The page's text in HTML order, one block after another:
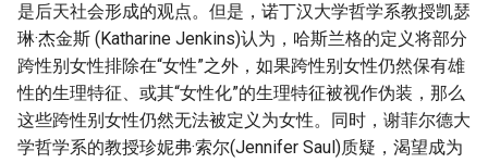
是后天社会形成的观点。但是，诺丁汉大学哲学系教授凯瑟
琳·杰金斯 (Katharine Jenkins)认为，哈斯兰格的定义将部分
跨性别女性排除在“女性”之外，如果跨性别女性仍然保有雄
性的生理特征、或其“女性化”的生理特征被视作伪装，那么
这些跨性别女性仍然无法被定义为女性。同时，谢菲尔德大
学哲学系的教授珍妮弗·索尔(Jennifer Saul)质疑，渴望成为